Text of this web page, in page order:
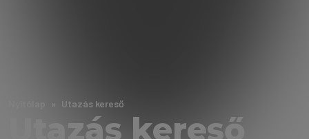
Utazás kereső
Utazás kereső